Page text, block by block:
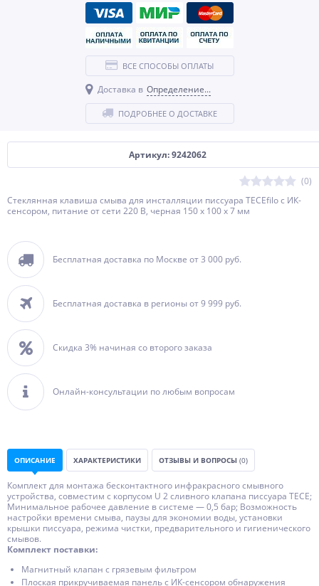
Артикул: 9242062
(0)
Стеклянная клавиша смыва для инсталляции писсуара TECEfilo с ИК-
сенсором, питание от сети 220 В, черная 150 x 100 x 7 мм
Бесплатная доставка по Москве от 3 000 руб.
Бесплатная доставка в регионы от 9 999 руб.
Скидка 3% начиная со второго заказа
Онлайн-консультации по любым вопросам
ВСЕ СПОСОБЫ ОПЛАТЫ
Доставка в Определение...
ПОДРОБНЕЕ О ДОСТАВКЕ
ОПИСАНИЕ ХАРАКТЕРИСТИКИ ОТЗЫВЫ И ВОПРОСЫ (0)
Комплект для монтажа бесконтактного инфракрасного смывного
устройства, совместим с корпусом U 2 сливного клапана писсуара TECE;
Минимальное рабочее давление в системе — 0,5 бар; Возможность
настройки времени смыва, паузы для экономии воды, установки
крышки писсуара, режима чистки, предварительного и гигиенического
смывов.
Комплект поставки:
Магнитный клапан с грязевым фильтром
Плоская прикручиваемая панель с ИК-сенсором обнаружения